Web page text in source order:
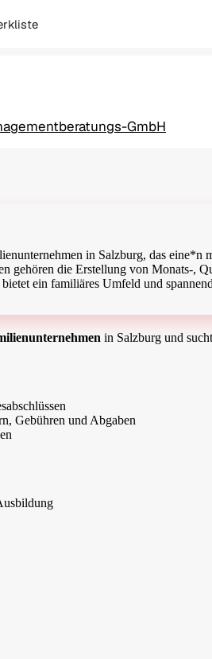
GmbH
in Salzburg, das
gehören die Erstellung von Monats-,
ein familiäres Umfeld und
in Salzburg und
Gebühren und Abgaben